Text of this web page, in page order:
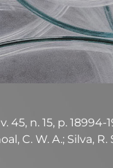
n. 15, p. 18994-
C. W. A.; Silva,